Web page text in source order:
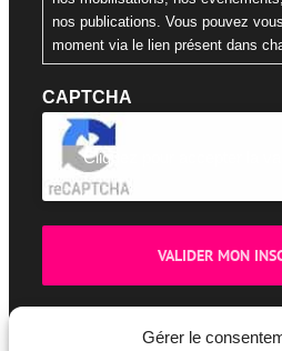
Gérer le
nos publications. Vous pouvez
moment via le lien présent dans
CAPTCHA
Cliquez pour accepter la